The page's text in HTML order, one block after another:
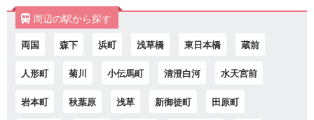
周辺の駅から探す
両国 森下 浜町 浅草橋 東日本橋 蔵前
人形町 菊川 小伝馬町 清澄白河 水天宮前
岩本町 秋葉原 浅草 新御徒町 田原町